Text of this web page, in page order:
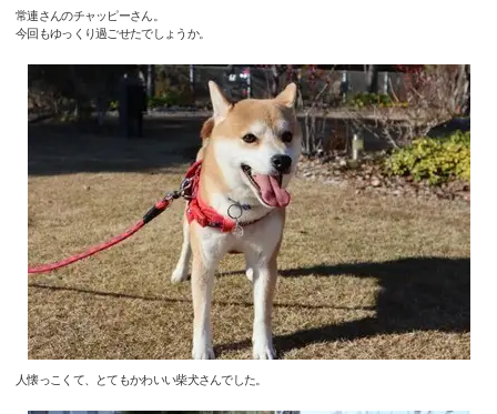
常連さんのチャッピーさん。
今回もゆっくり過ごせたでしょうか。
人懐っこくて、とてもかわいい柴犬さんでした。